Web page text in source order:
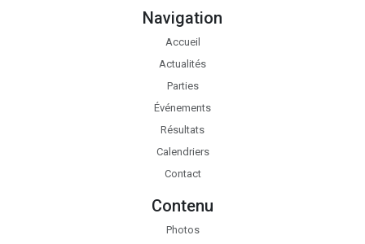
Navigation
Accueil
Actualités
Parties
Événements
Résultats
Calendriers
Contact
Contenu
Photos